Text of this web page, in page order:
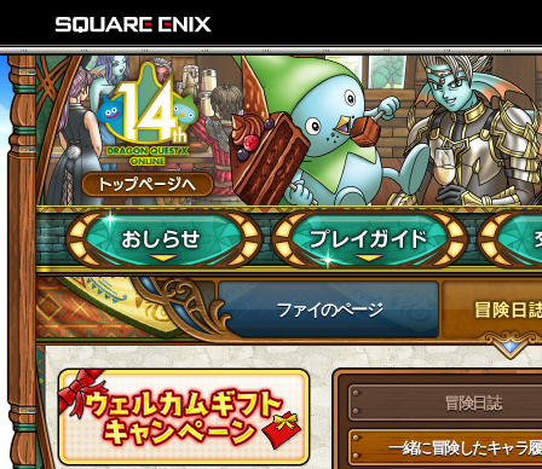
ファイのページ
冒険日誌
一緒に冒険したキャラ